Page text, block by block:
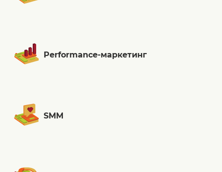
Performance-маркетинг
SMM